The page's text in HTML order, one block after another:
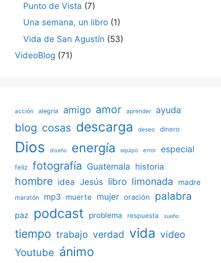
Punto de Vista (7)
Una semana, un libro (1)
Vida de San Agustín (53)
VideoBlog (71)
acción alegría amigo amor aprender ayuda
blog cosas descarga deseo dinero
Dios diseño energía equipo error especial
feliz fotografía Guatemala historia
hombre idea Jesús libro limonada madre
maratón mp3 muerte mujer oración palabra
paz podcast problema respuesta sueño
tiempo trabajo verdad vida video
Youtube ánimo